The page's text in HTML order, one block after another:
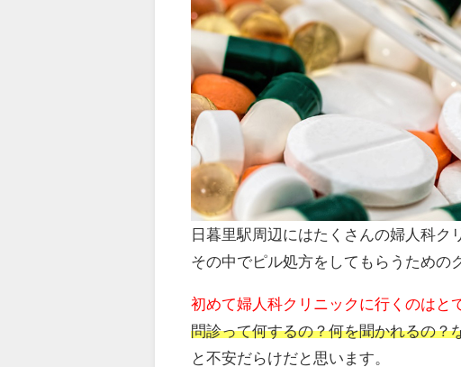
日暮里駅周辺にはたくさんの婦人科ク
その中でピル処方をしてもらうための
初めて婦人科クリニックに行くのはと
問診って何するの？何を聞かれるの？
と不安だらけだと思います。